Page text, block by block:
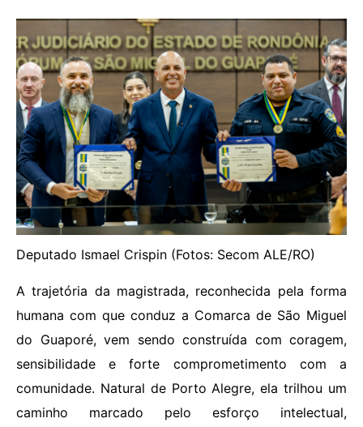
Deputado Ismael Crispin (Fotos: Secom ALE/RO)
A trajetória da magistrada, reconhecida pela forma
humana com que conduz a Comarca de São Miguel
do Guaporé, vem sendo construída com coragem,
sensibilidade e forte comprometimento com a
comunidade. Natural de Porto Alegre, ela trilhou um
caminho marcado pelo esforço intelectual,